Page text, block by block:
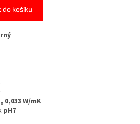
do košíku
0,033 W/mK
pH7